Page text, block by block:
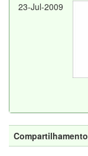
23-Jul-2009
Compartilhamento